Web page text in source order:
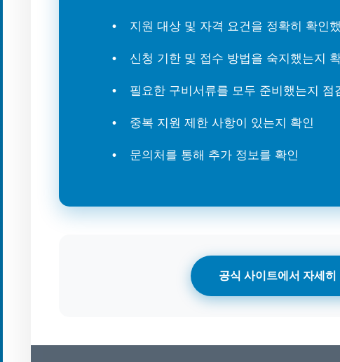
지원 대상 및 자격 요건을 정확히 확인
신청 기한 및 접수 방법을 숙지했는지
필요한 구비서류를 모두 준비했는지 점
중복 지원 제한 사항이 있는지 확인
문의처를 통해 추가 정보를 확인
공식 사이트에서 자세히